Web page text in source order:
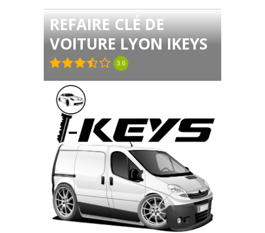
REFAIRE CLÉ DE
VOITURE LYON IKEYS
3.6